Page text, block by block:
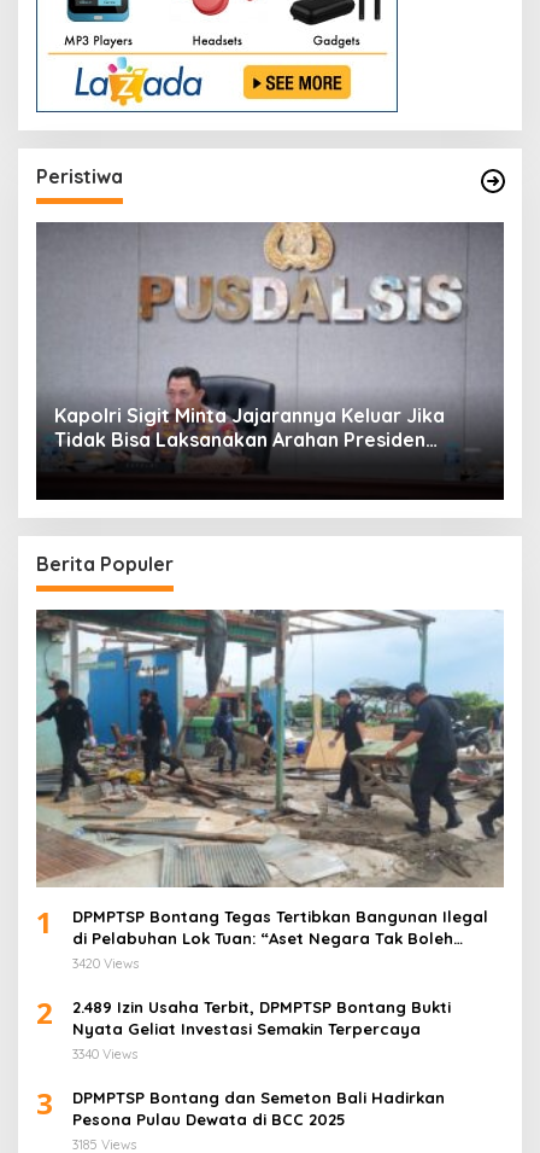
Peristiwa
Kapolri Sigit Minta Jajarannya Keluar Jika
Tidak Bisa Laksanakan Arahan Presiden
Jokowi
Berita Populer
1
DPMPTSP Bontang Tegas Tertibkan Bangunan Ilegal
di Pelabuhan Lok Tuan: “Aset Negara Tak Boleh
Dikuasai!”
3420 Views
2
2.489 Izin Usaha Terbit, DPMPTSP Bontang Bukti
Nyata Geliat Investasi Semakin Terpercaya
3340 Views
3
DPMPTSP Bontang dan Semeton Bali Hadirkan
Pesona Pulau Dewata di BCC 2025
3185 Views